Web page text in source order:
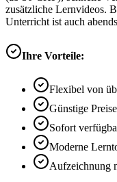
zusätzliche Lernvideos.
Unterricht ist auch
Ihre Vorteile:
Flexibel von
Günstige Preise
Sofort
Moderne
Aufzeichnung